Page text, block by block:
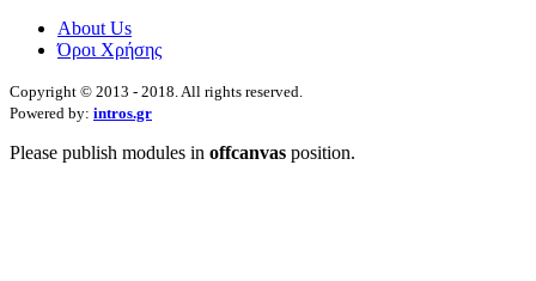
About Us
Όροι Χρήσης
Copyright © 2013 - 2018. All rights reserved.
Powered by: intros.gr
Please publish modules in offcanvas position.